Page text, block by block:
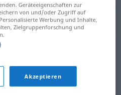
"eindrucksvoll"
Geräteeigenschaften zur
von und/oder Zugriff auf
Werbung und Inhalte,
Zielgruppenforschung und
Akzeptieren